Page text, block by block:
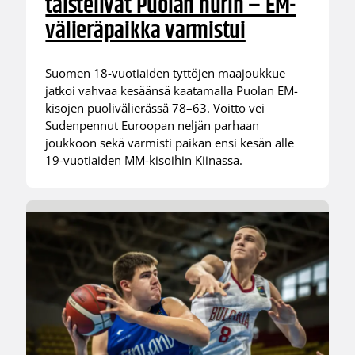
välieräpaikka varmistui
Suomen 18-vuotiaiden tyttöjen maajoukkue
jatkoi vahvaa kesäänsä kaatamalla Puolan EM-
kisojen puolivälierässä 78–63. Voitto vei
Sudenpennut Euroopan neljän parhaan
joukkoon sekä varmisti paikan ensi kesän alle
19-vuotiaiden MM-kisoihin Kiinassa.